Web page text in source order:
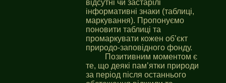
відсутні чи застарілі
інформативні знаки (таблиці,
маркування). Пропонуємо
поновити таблиці та
промаркувати кожен об’єкт
природо-заповідного фонду.
Позитивним моментом є
те, що деякі пам’ятки природи
за період після останнього